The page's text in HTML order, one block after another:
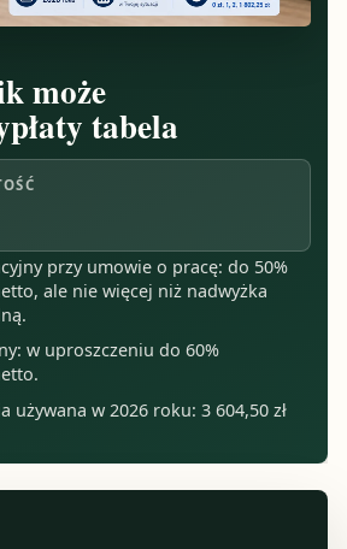
może
tabela
przy umowie o pracę: do 50%
ale nie więcej niż nadwyżka
w uproszczeniu do 60%
używana w 2026 roku: 3 604,50 zł